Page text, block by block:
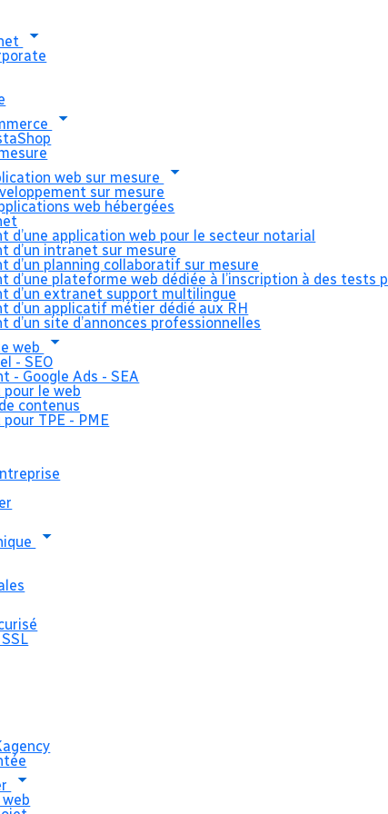
web sur mesure
sur mesure
web hébergées
d’une application web pour le secteur notarial
d’un intranet sur mesure
d’un planning collaboratif sur mesure
d’une plateforme web dédiée à l’inscription à des tests
d’un extranet support multilingue
d’un applicatif métier dédié aux RH
d’un site d’annonces professionnelles
web
- SEO
- Google Ads - SEA
le web
contenus
TPE - PME
Anges
pour
web
de Kagency pour créer son site web